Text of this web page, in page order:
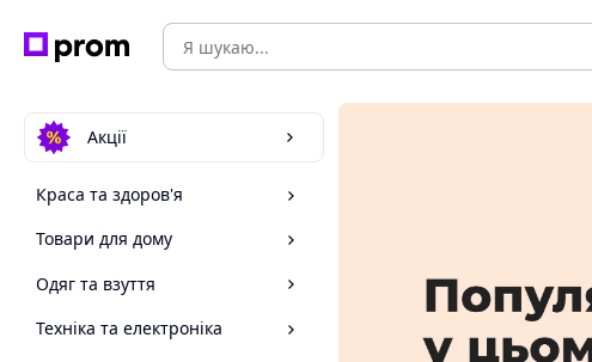
Акції
Краса та здоров'я
Товари для дому
Одяг та взуття
Техніка та електроніка